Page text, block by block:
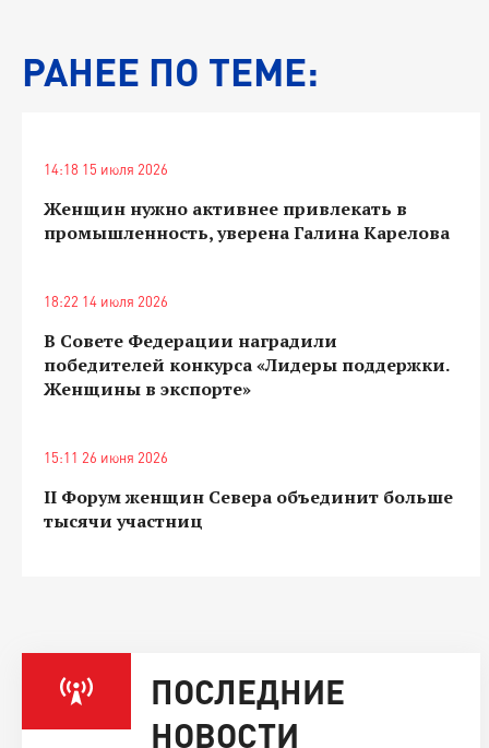
РАНЕЕ ПО ТЕМЕ:
14:18 15 июля 2026
Женщин нужно активнее привлекать в
промышленность, уверена Галина Карелова
18:22 14 июля 2026
В Совете Федерации наградили
победителей конкурса «Лидеры поддержки.
Женщины в экспорте»
15:11 26 июня 2026
II Форум женщин Севера объединит больше
тысячи участниц
ПОСЛЕДНИЕ
НОВОСТИ